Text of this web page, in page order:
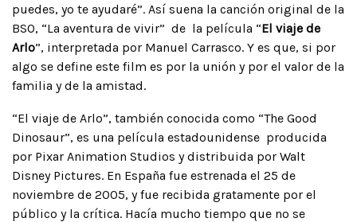
puedes, yo te ayudaré”. Así suena la canción original de la
BSO, “La aventura de vivir” de la película “El viaje de
Arlo”, interpretada por Manuel Carrasco. Y es que, si por
algo se define este film es por la unión y por el valor de la
familia y de la amistad.
“El viaje de Arlo”, también conocida como “The Good
Dinosaur”, es una película estadounidense producida
por Pixar Animation Studios y distribuida por Walt
Disney Pictures. En España fue estrenada el 25 de
noviembre de 2005, y fue recibida gratamente por el
público y la crítica. Hacía mucho tiempo que no se